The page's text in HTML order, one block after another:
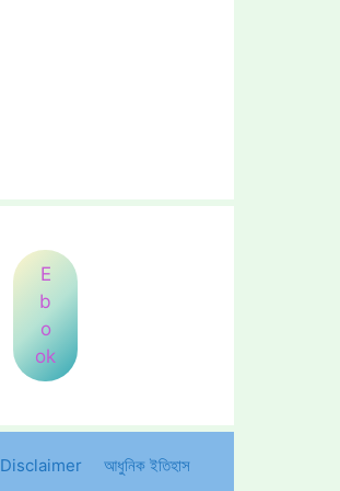
E
b
o
ok
Disclaimer আধুনিক ইতিহাস